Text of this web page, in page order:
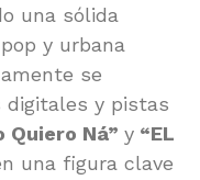
una sólida
y urbana
se
digitales y pistas
Quiero Ná” y “EL
una figura clave